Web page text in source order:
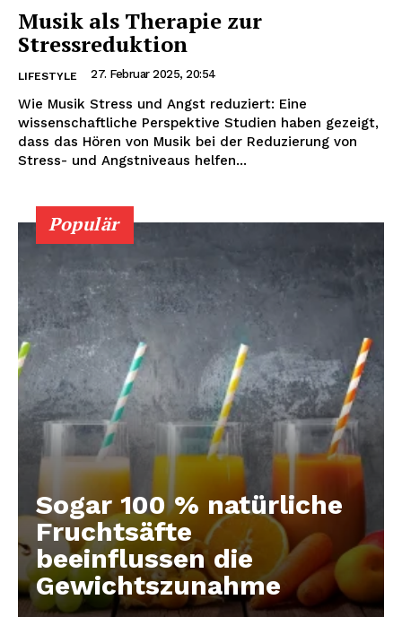
Musik als Therapie zur
Stressreduktion
LIFESTYLE 27. Februar 2025, 20:54
Wie Musik Stress und Angst reduziert: Eine
wissenschaftliche Perspektive Studien haben gezeigt,
dass das Hören von Musik bei der Reduzierung von
Stress- und Angstniveaus helfen...
Populär
Sogar 100 % natürliche
Fruchtsäfte
beeinflussen die
Gewichtszunahme